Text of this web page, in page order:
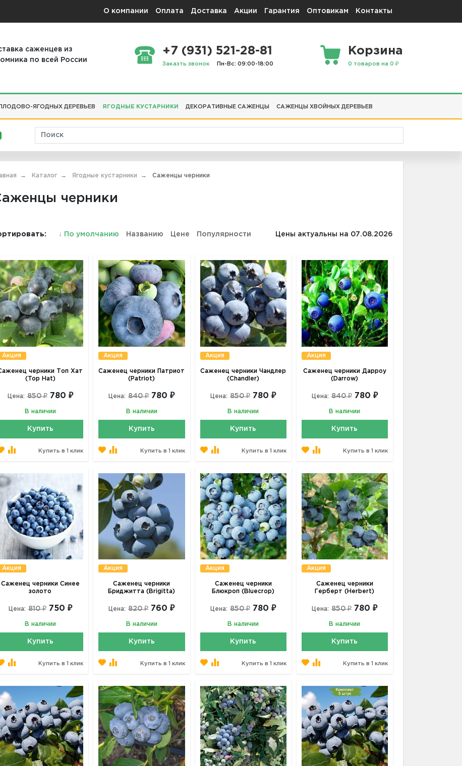
О компании Оплата Доставка Акции Гарантия Оптовикам Контакты
саженцев из
по всей России
+7 (931) 521-28-81
Заказть звонок Пн-Вс: 09:00-18:00
Корзина
0 товаров на 0 ₽
ЯГОДНЫХ ДЕРЕВЬЕВ ЯГОДНЫЕ КУСТАРНИКИ ДЕКОРАТИВНЫЕ САЖЕНЦЫ САЖЕНЦЫ ХВОЙНЫХ ДЕРЕВЬЕВ
Каталог Ягодные кустарники Саженцы черники
черники
↓ По умолчанию Названию Цене Популярности Цены актуальны на 07.08.2026
Акция
черники Топ Хат
(Top Hat)
Цена: 850 ₽ 780 ₽
В наличии
Купить
Купить в 1 клик
Акция
Саженец черники Патриот
(Patriot)
Цена: 840 ₽ 780 ₽
В наличии
Купить
Купить в 1 клик
Акция
Саженец черники Чандлер
(Chandler)
Цена: 850 ₽ 780 ₽
В наличии
Купить
Купить в 1 клик
Акция
Саженец черники Дарроу
(Darrow)
Цена: 840 ₽ 780 ₽
В наличии
Купить
Купить в 1 клик
Акция
Саженец черники Синее
золото
Цена: 810 ₽ 750 ₽
В наличии
Купить
Купить в 1 клик
Акция
Саженец черники
Бриджитта (Brigitta)
Цена: 820 ₽ 760 ₽
В наличии
Купить
Купить в 1 клик
Акция
Саженец черники
Блюкроп (Bluecrop)
Цена: 850 ₽ 780 ₽
В наличии
Купить
Купить в 1 клик
Акция
Саженец черники
Герберт (Herbert)
Цена: 850 ₽ 780 ₽
В наличии
Купить
Купить в 1 клик